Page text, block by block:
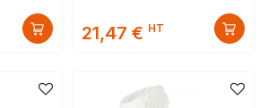
21,47 € HT